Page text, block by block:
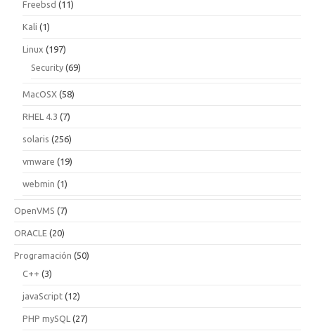
Freebsd (11)
Kali (1)
Linux (197)
Security (69)
MacOSX (58)
RHEL 4.3 (7)
solaris (256)
vmware (19)
webmin (1)
OpenVMS (7)
ORACLE (20)
Programación (50)
C++ (3)
javaScript (12)
PHP mySQL (27)